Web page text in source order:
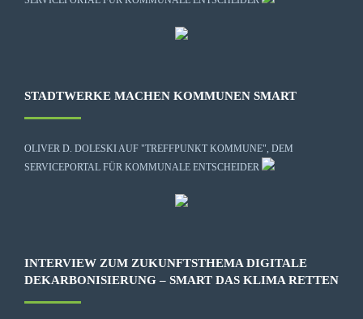
STADTWERKE MACHEN KOMMUNEN SMART
OLIVER D. DOLESKI AUF "TREFFPUNKT KOMMUNE", DEM
SERVICEPORTAL FÜR KOMMUNALE ENTSCHEIDER
INTERVIEW ZUM ZUKUNFTSTHEMA DIGITALE
DEKARBONISIERUNG – SMART DAS KLIMA RETTEN